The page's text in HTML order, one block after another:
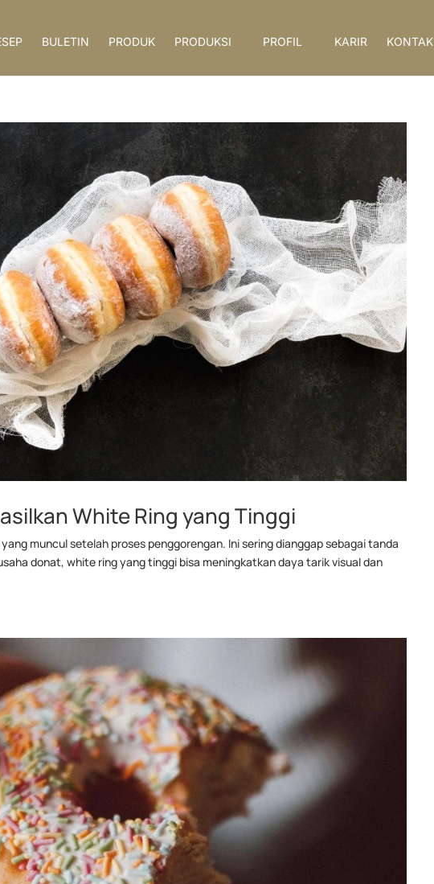
BULETIN PRODUK PRODUKSI PROFIL KARIR KONTAK
White Ring yang Tinggi
muncul setelah proses penggorengan. Ini sering dianggap sebagai tanda
donat, white ring yang tinggi bisa meningkatkan daya tarik visual dan